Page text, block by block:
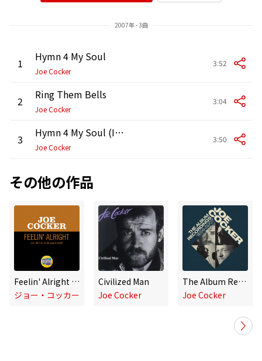
2007年 - 3曲
1 Hymn 4 My Soul
Joe Cocker
3:52
2 Ring Them Bells
Joe Cocker
3:04
3 Hymn 4 My Soul (Instrumental)
Joe Cocker
3:50
その他の作品
Feelin' Alright (Live On The Ed Sullivan Show, April 27, 1969)
ジョー・コッカー
Civilized Man
Joe Cocker
The Album Recordings: 1984-2007
Joe Cocker